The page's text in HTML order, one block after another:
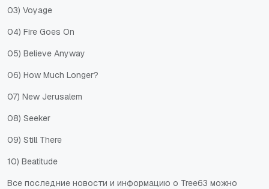
03) Voyage
04) Fire Goes On
05) Believe Anyway
06) How Much Longer?
07) New Jerusalem
08) Seeker
09) Still There
10) Beatitude
Все последние новости и информацию о Tree63 можно